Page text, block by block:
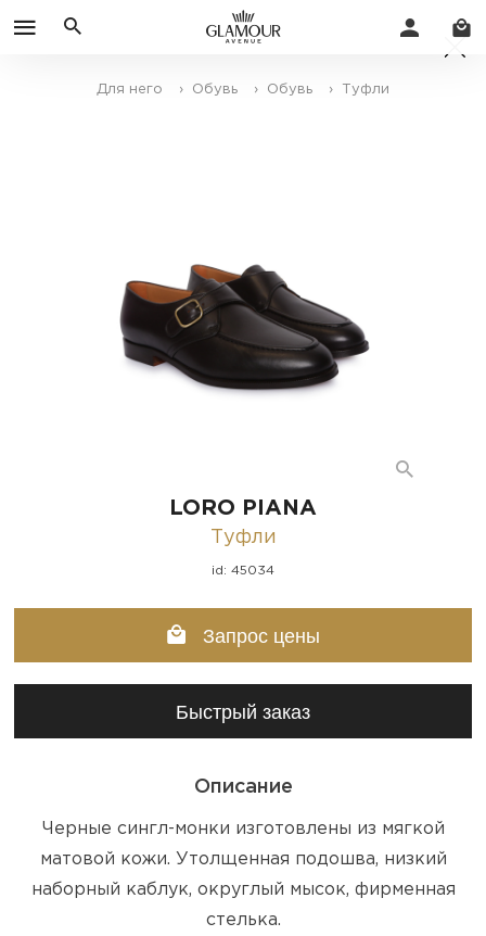
Для него › Обувь › Обувь › Туфли
LORO PIANA
Туфли
id: 45034
Запрос цены
Быстрый заказ
Описание
Черные сингл-монки изготовлены из мягкой
матовой кожи. Утолщенная подошва, низкий
наборный каблук, округлый мысок, фирменная
стелька.